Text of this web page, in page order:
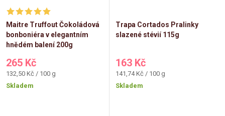
Maitre Truffout Čokoládová
bonboniéra v elegantním
hnědém balení 200g
265 Kč
Měrná
cena:
132,50 Kč / 100 g
Skladem
Trapa Cortados Pralinky
slazené stévií 115g
163 Kč
Měrná
cena:
141,74 Kč / 100 g
Skladem